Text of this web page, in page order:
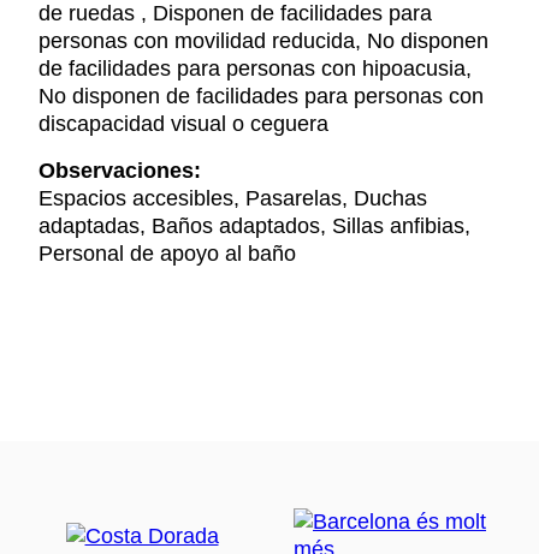
de ruedas , Disponen de facilidades para
personas con movilidad reducida, No disponen
de facilidades para personas con hipoacusia,
No disponen de facilidades para personas con
discapacidad visual o ceguera
Observaciones:
Espacios accesibles, Pasarelas, Duchas
adaptadas, Baños adaptados, Sillas anfibias,
Personal de apoyo al baño